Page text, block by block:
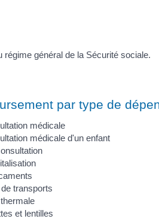
général de la Sécurité sociale.
par type de
médicale
médicale d'un enfant
transports
et lentilles